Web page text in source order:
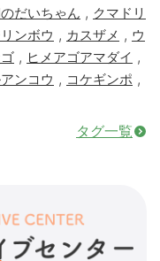
だいちゃん , クマドリ
ンボウ , カスザメ , ウ
, ヒメアゴアマダイ ,
ンコウ , コケギンポ ,
タグ一覧